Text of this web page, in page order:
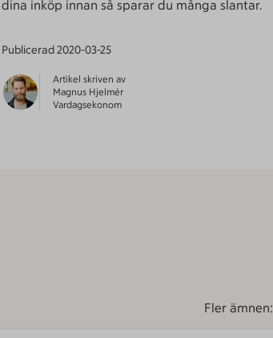
dina inköp innan så sparar du många slantar.
Publicerad2020-03-25
Artikel skriven av
Magnus Hjelmér
Vardagsekonom
Fler ämnen: